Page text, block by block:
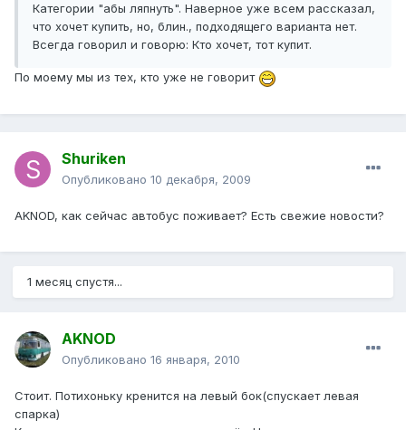
Категории "абы ляпнуть". Наверное уже всем рассказал,
что хочет купить, но, блин., подходящего варианта нет.
Всегда говорил и говорю: Кто хочет, тот купит.
По моему мы из тех, кто уже не говорит
Shuriken
Опубликовано 10 декабря, 2009
AKNOD, как сейчас автобус поживает? Есть свежие новости?
1 месяц спустя...
AKNOD
Опубликовано 16 января, 2010
Стоит. Потихоньку кренится на левый бок(спускает левая
спарка)